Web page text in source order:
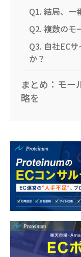
Q1. 結局、一
Q2. 複数のモ
Q3. 自社EC
か？
まとめ：モー
略を